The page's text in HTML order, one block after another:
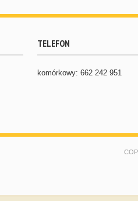
TELEFON
komórkowy: 662 242 951